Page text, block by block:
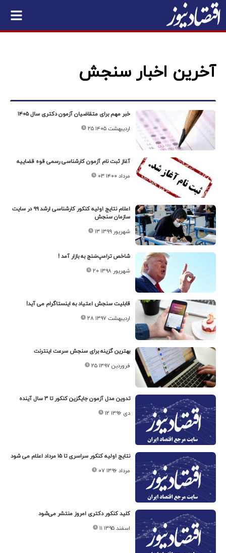
آخرین اخبار سنجش
خبر مهم برای متقاضیان آزمون دکتری سال ۱۴۰۵
۲۵ اردیبهشت ۱۴۰۵
آغاز ثبت نام آزمون کارشناسی رسمی قوه قضاییه
۰۳ مرداد ۱۴۰۰
اعلام نتایج اولیه کنکور کارشناسی ارشد ۹۹ در سایت
سازمان سنجش
۱۳ شهریور ۱۳۹۹
شاخص ترامپ‌سَنج به بازار آمد !
۲۰ شهریور ۱۳۹۸
قابلیت سنجش اعتیاد به اینستاگرام می آید!
۲۸ اردیبهشت ۱۳۹۷
بهترین گزینه برای سنجش سرعت اینترنت
۲۵ فروردین ۱۳۹۷
تدوین مدل آزمون جایگزین کنکور تا ۳ سال آینده
۱۲ دی ۱۳۹۶
نتایج اولیه کنکور سراسری تا ۱۵ مرداد اعلام می شود
۰۷ مرداد ۱۳۹۶
کلید کنکور دکتری امروز منتشر می‌شود
۱۱ اسفند ۱۳۹۵